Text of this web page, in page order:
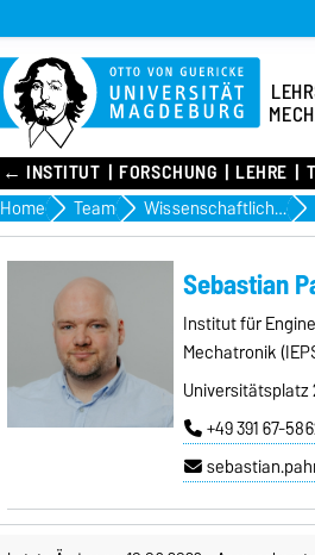
← INSTITUT FORSCHUNG LEHRE
Home Team Wissenschaftliches Personal
Sebastian
Institut für
Mechatronik
Universitätsplatz
+49 391 67-